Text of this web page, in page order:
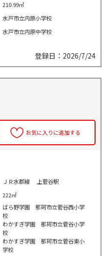
210.99㎡
水戸市立内原小学校
水戸市立内原中学校
登録日：2026/7/24
お気に入りに追加する
ＪＲ水郡線 上菅谷駅
222㎡
ばら野学園 那珂市立菅谷西小学
校
わかすぎ学園 那珂市立菅谷小学
校
わかすぎ学園 那珂市立菅谷東小
学校